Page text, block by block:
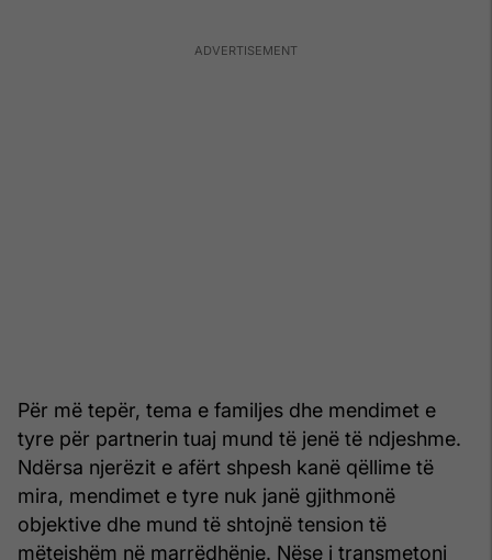
Për më tepër, tema e familjes dhe mendimet e
tyre për partnerin tuaj mund të jenë të ndjeshme.
Ndërsa njerëzit e afërt shpesh kanë qëllime të
mira, mendimet e tyre nuk janë gjithmonë
objektive dhe mund të shtojnë tension të
mëtejshëm në marrëdhënie. Nëse i transmetoni